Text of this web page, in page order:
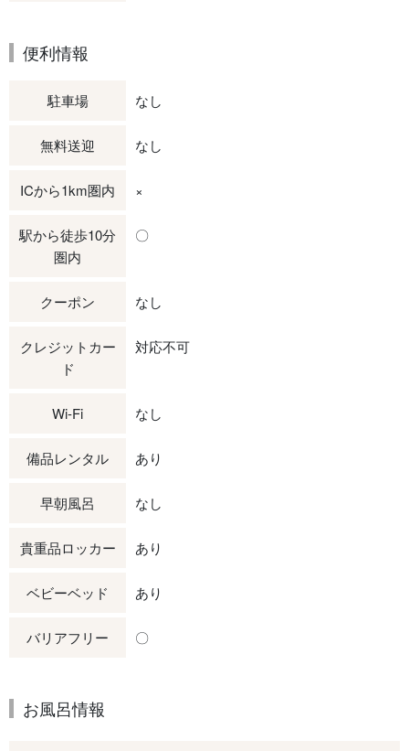
便利情報
駐車場 なし
無料送迎 なし
ICから1km圏内 ×
駅から徒歩10分
圏内
〇
クーポン なし
クレジットカー
ド
対応不可
Wi-Fi なし
備品レンタル あり
早朝風呂 なし
貴重品ロッカー あり
ベビーベッド あり
バリアフリー 〇
お風呂情報